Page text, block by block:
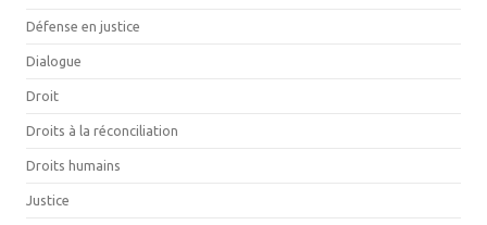
Défense en justice
Dialogue
Droit
Droits à la réconciliation
Droits humains
Justice